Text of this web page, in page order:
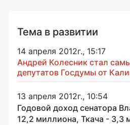
Тема в развитии
14 апреля 2012г., 15:17
Андрей Колесник стал
депутатов Госдумы от
13 апреля 2012г., 10:54
Годовой доход сенатора
12,2 миллиона, Ткача - 3,3